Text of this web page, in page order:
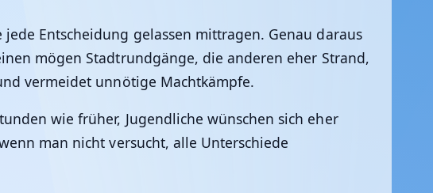
Entscheidung gelassen mittragen. Genau daraus
mögen Stadtrundgänge, die anderen eher Strand,
vermeidet unnötige Machtkämpfe.
wie früher, Jugendliche wünschen sich eher
man nicht versucht, alle Unterschiede